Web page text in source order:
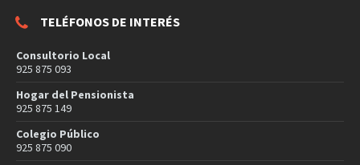
TELÉFONOS DE INTERÉS
Consultorio Local
925 875 093
Hogar del Pensionista
925 875 149
Colegio Público
925 875 090